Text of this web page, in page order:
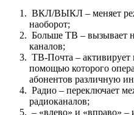
ВКЛ/ВЫКЛ – меняет
наоборот;
Больше ТВ – вызывает
каналов;
ТВ-Почта –
помощью которого
абонентов различную
Радио – переключает
радиоканалов;
– «влево» и «вправо» –